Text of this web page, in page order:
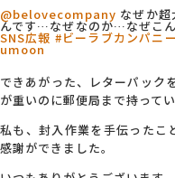
@belovecompany なぜか超
んです…なぜなのか…なぜこ
SNS広報 #ビーラブカンパニー
umoon
できあがった、レターパック
が重いのに郵便局まで持って
私も、封入作業を手伝ったこ
感謝ができました。